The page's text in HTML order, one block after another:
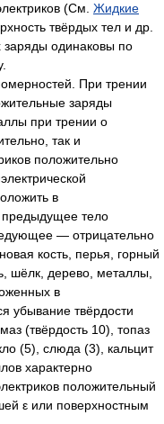
(См. Жидкие
твёрдых тел и др.
заряды одинаковы по
При трении
заряды
при трении о
так и
положительно
в
предыдущее тело
— отрицательно
кость, перья, горный
шёлк, дерево, металлы,
в
убывание твёрдости
(твёрдость 10), топаз
(5), слюда (3), кальцит
характерно
положительный
ε или поверхностным